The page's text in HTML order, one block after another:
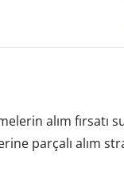
alım fırsatı
parçalı alım